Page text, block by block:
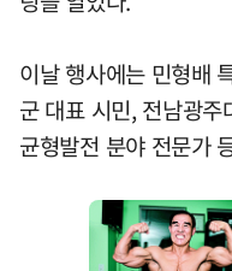
이날 행사에는 민형배
군 대표 시민, 전남광
균형발전 분야 전문가